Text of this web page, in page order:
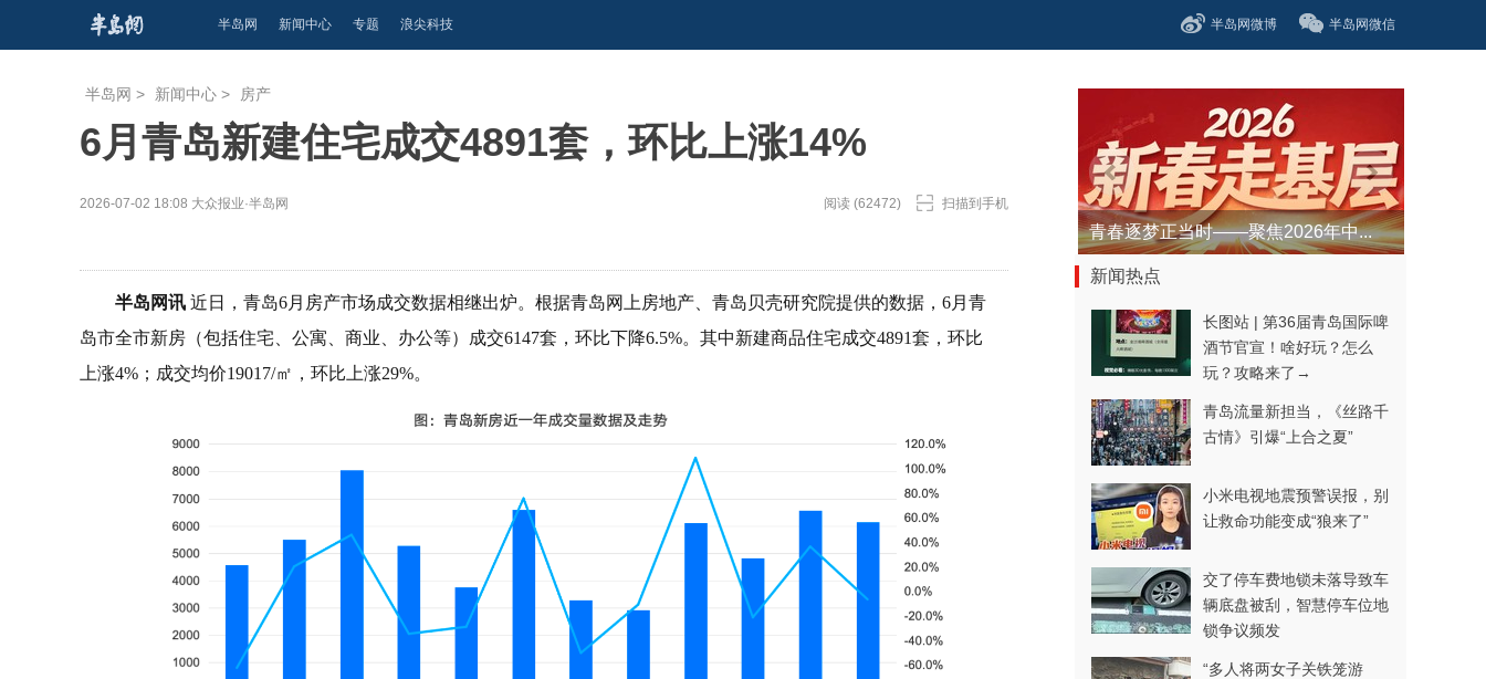
半岛网 新闻中心 专题 浪尖科技 半岛网微博 半岛网微信
半岛网 > 新闻中心 > 房产
6月青岛新建住宅成交4891套，环比上涨14%
2026-07-02 18:08 大众报业·半岛网 阅读 (62472) 扫描到手机
半岛网讯 近日，青岛6月房产市场成交数据相继出炉。根据青岛网上房地产、青岛贝壳研究院提供的数据，6月青
岛市全市新房（包括住宅、公寓、商业、办公等）成交6147套，环比下降6.5%。其中新建商品住宅成交4891套，环比
上涨4%；成交均价19017/㎡，环比上涨29%。
青春逐梦正当时——聚焦2026年中...
新闻热点
长图站 | 第36届青岛国际啤
酒节官宣！啥好玩？怎么
玩？攻略来了→
青岛流量新担当，《丝路千
古情》引爆“上合之夏”
小米电视地震预警误报，别
让救命功能变成“狼来了”
交了停车费地锁未落导致车
辆底盘被刮，智慧停车位地
锁争议频发
“多人将两女子关铁笼游